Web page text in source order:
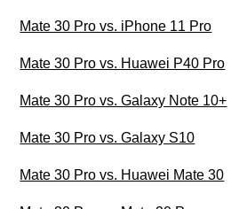
Mate 30 Pro vs. iPhone 11 Pro
Mate 30 Pro vs. Huawei P40 Pro
Mate 30 Pro vs. Galaxy Note 10+
Mate 30 Pro vs. Galaxy S10
Mate 30 Pro vs. Huawei Mate 30